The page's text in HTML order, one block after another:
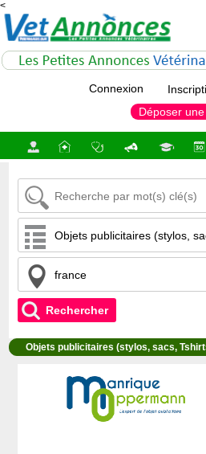
<
Déposer
Connexion
Rechercher
Objets publicitaires (stylos, sacs,